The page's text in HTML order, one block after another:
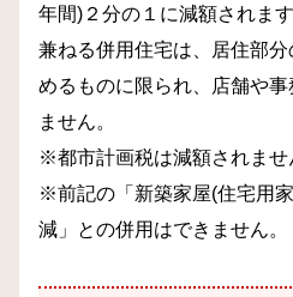
年間)２分の１に減額されま
兼ねる併用住宅は、居住部
めるものに限られ、店舗や
ません。
※都市計画税は減額されませ
※前記の「新築家屋(住宅用
減」との併用はできません。